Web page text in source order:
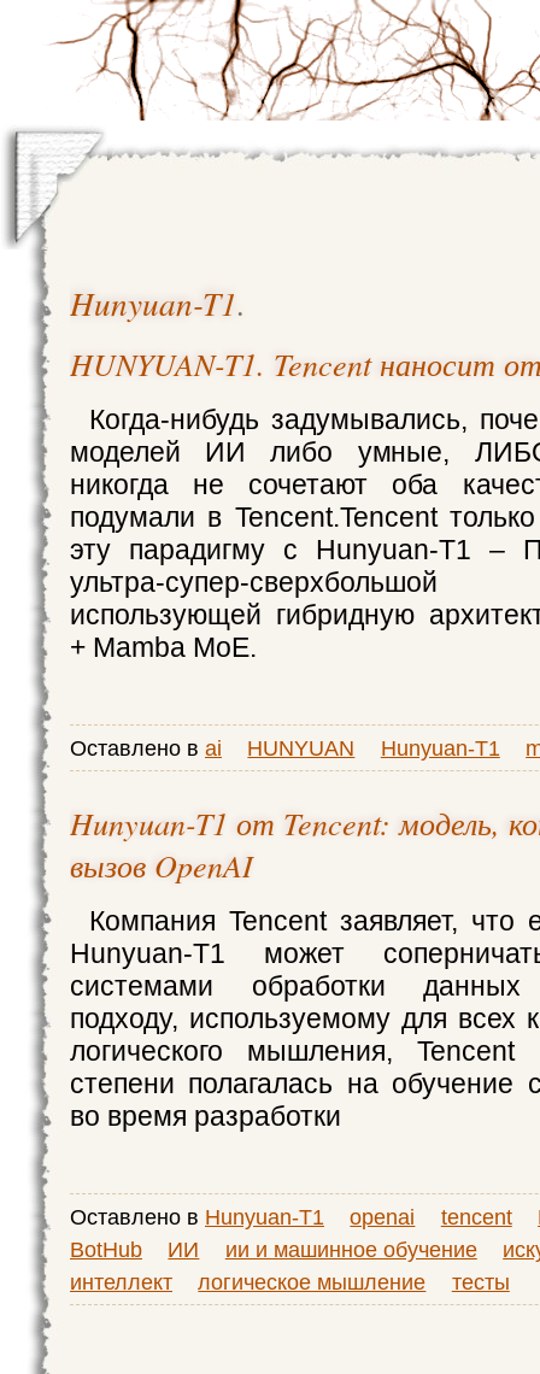
Hunyuan-T1.
HUNYUAN-T1. Tencent наносит
Когда-нибудь задумывались,
моделей ИИ либо умные,
никогда не сочетают оба
подумали в Tencent.Tencent
эту парадигму с Hunyuan-T1
ультра-супер-
использующей гибридную
+ Mamba MoE.
Оставлено в ai HUNYUAN Hunyuan-T1
Hunyuan-T1 от Tencent: модель,
вызов OpenAI
Компания Tencent заявляет, что
Hunyuan-T1 может
системами обработки данных
подходу, используемому для всех
логического мышления, Tencent
степени полагалась на обучение
во время разработки
Оставлено в Hunyuan-T1 openai tencent
BotHub
ИИ ии и машинное обучение
интеллект
логическое мышление тесты